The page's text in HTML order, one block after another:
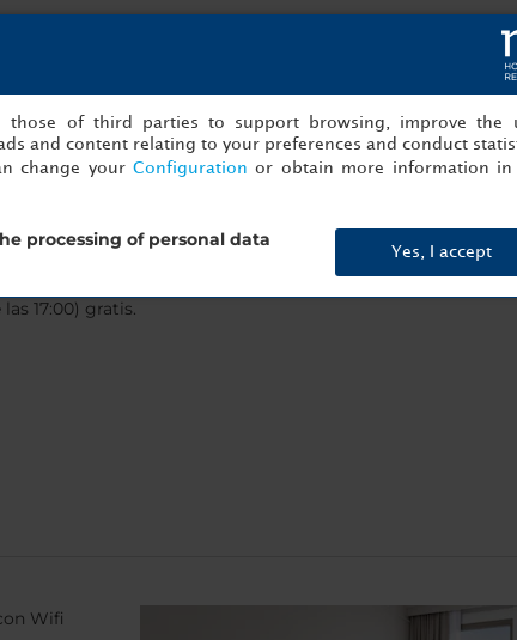
elegante y contemporáneo. El moderno Bar Toeback,
Además, hay disponible un parking cubierto y otro
gastronomía mas refinada
de carga para vehículos eléctricos
reserva directamente en nh-hotels.com/es, regístrate en
17:00) gratis.
Wifi
those of third parties to support browsing, improve the
and content relating to your preferences and conduct
change your Configuration or obtain more information in
processing of personal data
Yes, I accept